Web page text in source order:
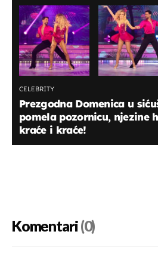
CELEBRITY
Prezgodna Domenica u
pomela pozornicu, njezine
kraće i kraće!
Komentari(0)